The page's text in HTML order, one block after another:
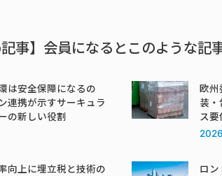
記事】会員になるとこのような記
は安全保障になるの
連携が示すサーキュラ
の新しい役割
欧州
装・
ス
向上に埋立税と技術の
ロン